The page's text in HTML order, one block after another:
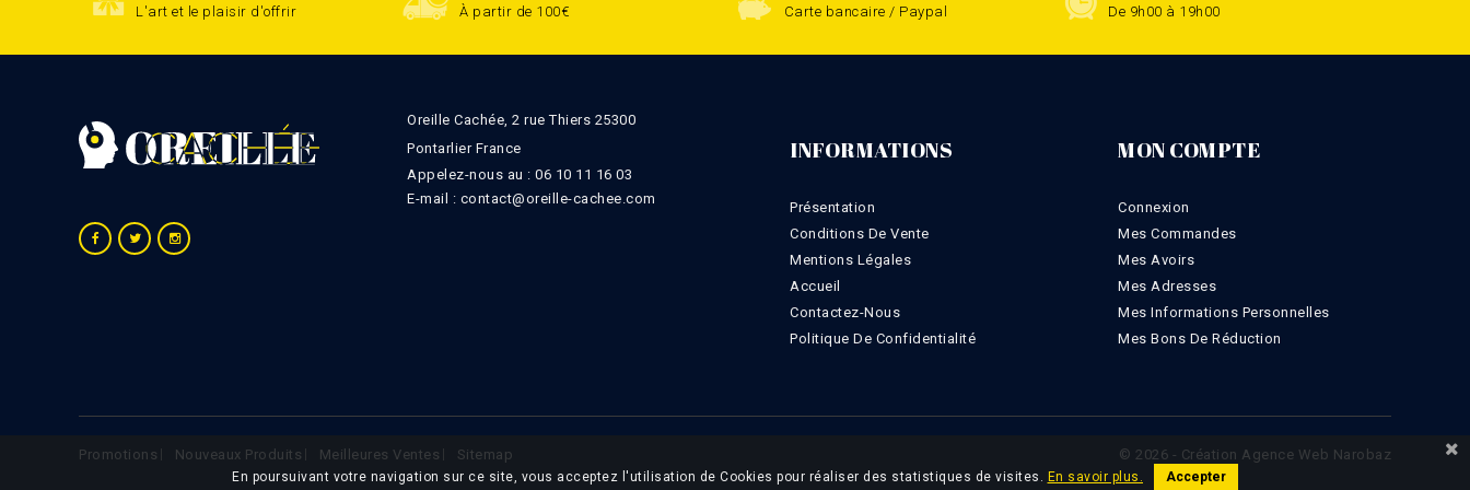
L'art et le plaisir d'offrir À partir de 100€ Carte bancaire / Paypal De 9h00 à 19h00
MON COMPTE
Connexion
Mes Commandes
Mes Avoirs
Mes Adresses
Mes Informations Personnelles
Mes Bons De Réduction
INFORMATIONS
Présentation
Conditions De Vente
Mentions Légales
Accueil
Contactez-Nous
Politique De Confidentialité
Oreille Cachée, 2 rue Thiers 25300
Pontarlier France
Appelez-nous au : 06 10 11 16 03
E-mail : contact@oreille-cachee.com
Promotions Nouveaux Produits Meilleures Ventes Sitemap © 2026 - Création Agence Web Narobaz
En poursuivant votre navigation sur ce site, vous acceptez l'utilisation de Cookies pour réaliser des statistiques de visites. En savoir plus. Accepter